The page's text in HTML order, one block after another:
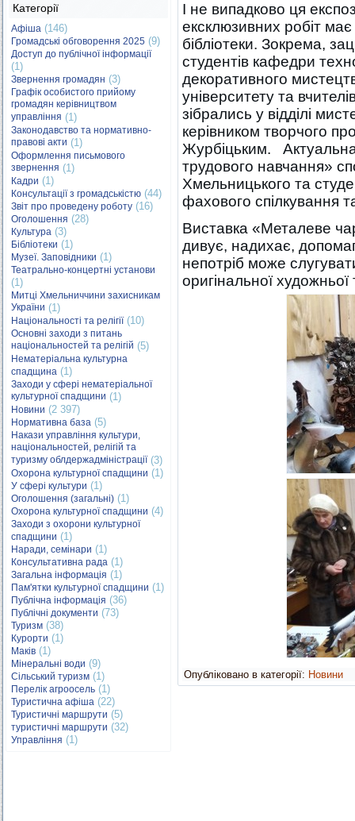
Категорії
Афіша (146)
Громадські обговорення 2025 (9)
Доступ до публічної інформації
(1)
Звернення громадян (3)
Графік особистого прийому
громадян керівництвом
управління (1)
Законодавство та нормативно-
правові акти (1)
Оформлення письмового
звернення (1)
Кадри (1)
Консультації з громадськістю (44)
Звіт про проведену роботу (16)
Оголошення (28)
Культура (3)
Бібліотеки (1)
Музеї. Заповідники (1)
Театрально-концертні установи
(1)
Митці Хмельниччини захисникам
України (1)
Національності та релігії(10)
Основні заходи з питань
національностей та релігій (5)
Нематеріальна культурна
спадщина (1)
Заходи у сфері нематеріальної
культурної спадщини (1)
Новини (2 397)
Нормативна база (5)
Накази управління культури,
національностей, релігій та
туризму облдержадміністрації(3)
Охорона культурної спадщини (1)
У сфері культури (1)
Оголошення (загальні) (1)
Охорона культурної спадщини (4)
Заходи з охорони культурної
спадщини (1)
Наради, семінари (1)
Консультативна рада (1)
Загальна інформація (1)
Пам'ятки культурної спадщини (1)
Публічна інформація (36)
Публічні документи (73)
Туризм (38)
Курорти (1)
Маків (1)
Мінеральні води (9)
Сільський туризм (1)
Перелік агроосель (1)
Туристична афіша (22)
Туристичні маршрути (5)
туристичні маршрути (32)
Управління (1)
І не випадково ця
ексклюзивних робіт має
бібліотеки. Зокрема,
студентів кафедри
декоративного
університету та
зібрались у відділі
керівником творчого
Журбіцьким.
трудового навчання»
Хмельницького та
фахового спілкування
Виставка «Металеве
дивує, надихає,
непотріб може
оригінальної художньої
Опубліковано в категорії: Новини